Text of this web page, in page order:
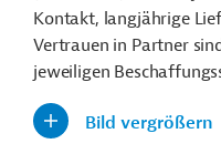
Kontakt, langjährige
Vertrauen in Partner
jeweiligen
Bild vergrößern